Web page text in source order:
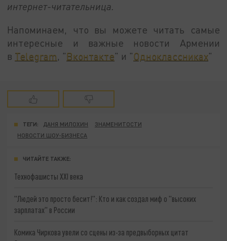
интернет-читательница.
Напоминаем, что вы можете читать самые
интересные и важные новости Армении
в Telegram, "Вконтакте" и "Одноклассниках"
ТЕГИ: ДАНЯ МИЛОХИН
ЗНАМЕНИТОСТИ
НОВОСТИ ШОУ-БИЗНЕСА
ЧИТАЙТЕ ТАКЖЕ:
Технофашисты XXI века
"Людей это просто бесит!": Кто и как создал миф о "высоких
зарплатах" в России
Комика Чиркова увели со сцены из-за предвыборных цитат